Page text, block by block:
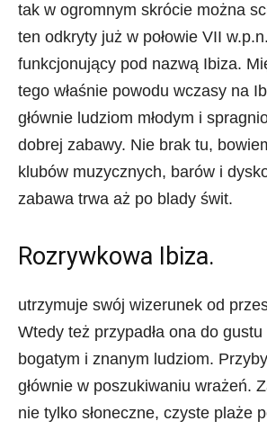
tak w ogromnym skrócie można
ten odkryty już w połowie VII
funkcjonujący pod nazwą Ibiza.
tego właśnie powodu wczasy na
głównie ludziom młodym i
dobrej zabawy. Nie brak tu,
klubów muzycznych, barów i
zabawa trwa aż po blady świt.
Rozrywkowa Ibiza.
utrzymuje swój wizerunek od
Wtedy też przypadła ona do gustu
bogatym i znanym ludziom.
głównie w poszukiwaniu wrażeń.
nie tylko słoneczne, czyste plaże